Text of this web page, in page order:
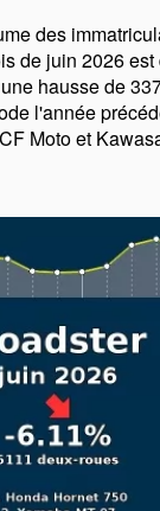
des
de juin 2026
hausse de
l'année
Moto et